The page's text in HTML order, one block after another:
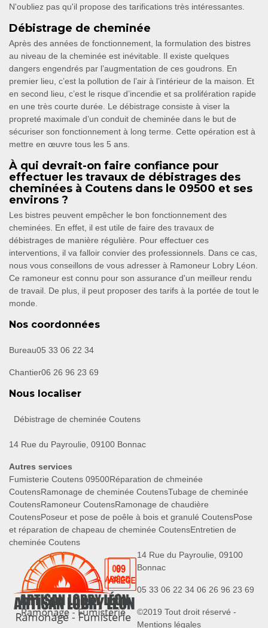
N'oubliez pas qu'il propose des tarifications très intéressantes.
Débistrage de cheminée
Après des années de fonctionnement, la formulation des bistres
au niveau de la cheminée est inévitable. Il existe quelques
dangers engendrés par l’augmentation de ces goudrons. En
premier lieu, c’est la pollution de l’air à l’intérieur de la maison. Et
en second lieu, c’est le risque d’incendie et sa prolifération rapide
en une très courte durée. Le débistrage consiste à viser la
propreté maximale d’un conduit de cheminée dans le but de
sécuriser son fonctionnement à long terme. Cette opération est à
mettre en œuvre tous les 5 ans.
À qui devrait-on faire confiance pour
effectuer les travaux de débistrages des
cheminées à Coutens dans le 09500 et ses
environs ?
Les bistres peuvent empêcher le bon fonctionnement des
cheminées. En effet, il est utile de faire des travaux de
débistrages de manière régulière. Pour effectuer ces
interventions, il va falloir convier des professionnels. Dans ce cas,
nous vous conseillons de vous adresser à Ramoneur Lobry Léon.
Ce ramoneur est connu pour son assurance d'un meilleur rendu
de travail. De plus, il peut proposer des tarifs à la portée de tout le
monde.
Nos coordonnées
Bureau05 33 06 22 34
Chantier06 26 96 23 69
Nous localiser
Débistrage de cheminée Coutens
14 Rue du Payroulie, 09100 Bonnac
Autres services
Fumisterie Coutens 09500Réparation de chmeinée
CoutensRamonage de cheminée CoutensTubage de cheminée
CoutensRamoneur CoutensRamonage de chaudière
CoutensPoseur et pose de poêle à bois et granulé CoutensPose
et réparation de chapeau de cheminée CoutensEntretien de
cheminée Coutens
14 Rue du Payroulie, 09100
Bonnac
05 33 06 22 34 06 26 96 23 69
©2019 Tout droit réservé -
Mentions légales